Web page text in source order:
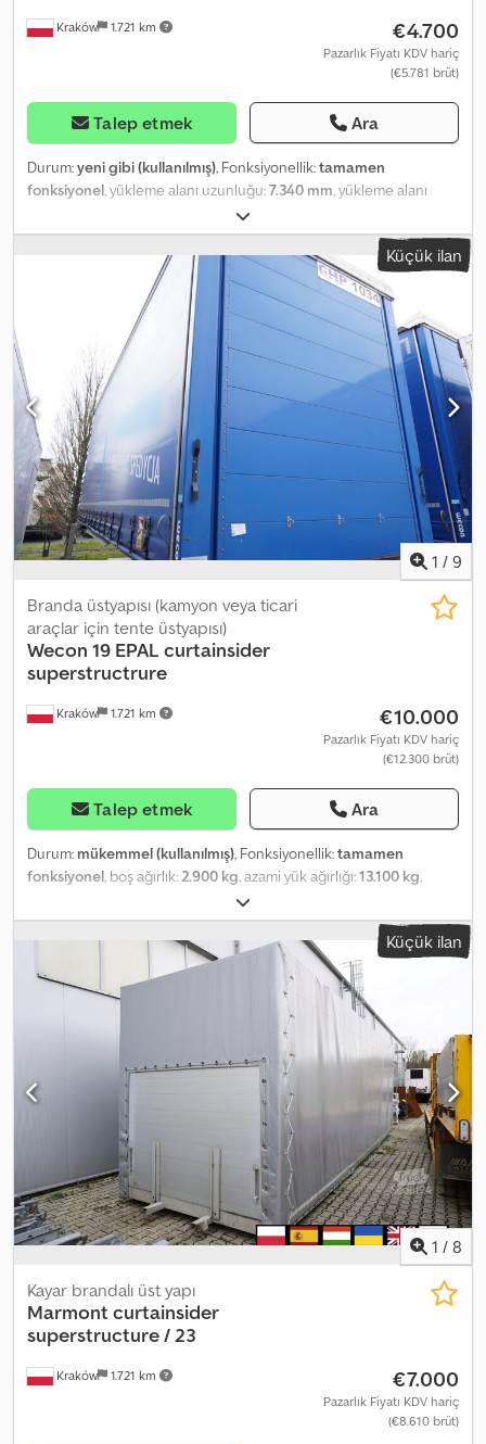
Kraków 1.721 km €4.700
Pazarlık Fiyatı KDV hariç
(€5.781 brüt)
Talep etmek Ara
Durum:yeni gibi (kullanılmış), Fonksiyonellik:tamamen
fonksiyonel, yükleme alanı uzunluğu:7.340 mm, yükleme alanı
, yükleme alanı yüksekliği:
2010, KRONE brandalı / BDF / 18 EPAL / yeni branda Yıl: 2010 Teknik
bilgiler Azami toplam ağırlık: 16.000 kg Ağırlık: 2.560 kg Yük
kapasitesi: 13.440 kg Yeni branda Dwedpfx Adjzmv Nxshja Boyutlar
Toplam uzunluk: 745 cm Kilitleme noktaları arası uzunluk: 580 cm
Ön kısımdan ön kilide kadar uzunluk: 80 cm Arka kilitten kapıya
kadar uzunluk: 85 cm İç boyutlar: Uzunluk: 734 cm Genişlik: 249 cm
Yükseklik: 255 cm Kapasite: 18 EPAL Mükemmel durumda.
Küçük ilan
1 / 9
Kraków 1.721 km
Branda üstyapısı (kamyon veya ticari
araçlar için tente üstyapısı)
Wecon 19 EPAL curtainsider
superstructrure
€10.000
Pazarlık Fiyatı KDV hariç
(€12.300 brüt)
Talep etmek Ara
Durum: mükemmel (kullanılmış), Fonksiyonellik:tamamen
fonksiyonel , boş ağırlık: 2.900 kg , azami yük ağırlığı:13.100 kg
mavi
mm, yükleme alanı genişliği:2.480 mm, yükleme alanı yüksekliği:
3.010 mm
, Üretim yılı:2022, Wecon branda üstyapı 19 EPAL / 301
cm yükseklik / 2022 / 2 adet Yıl: 2022 Teknik veriler: Azami toplam
ağırlık 16.000 kg Ağırlık 2.900 kg Yük kapasitesi 13.100 kg İç ölçüler:
Uzunluk 771 cm Genişlik 248 cm Yükseklik 301 cm Dodpfxezmv Nrj
Adhowa Kapasite: 19 EPAL palet Teknik ve görsel durumu çok iyi. 2
adet aynı üstyapı mevcut.
Küçük ilan
1 / 8
Kraków 1.721 km
Kayar brandalı üst yapı
Marmont curtainsider
superstructure / 23
€7.000
Pazarlık Fiyatı KDV hariç
(€8.610 brüt)